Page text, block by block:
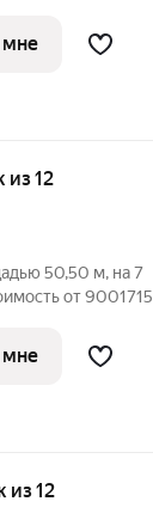
по концепции
мне
из 12
50,50 м, на 7
9001715
по концепции
мне
из 12